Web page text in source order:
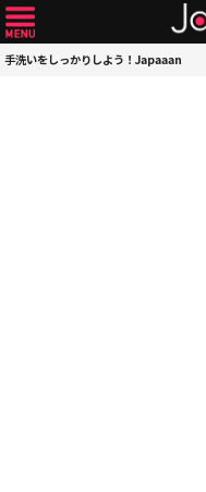
手洗いをしっかりしよう！Japaaan